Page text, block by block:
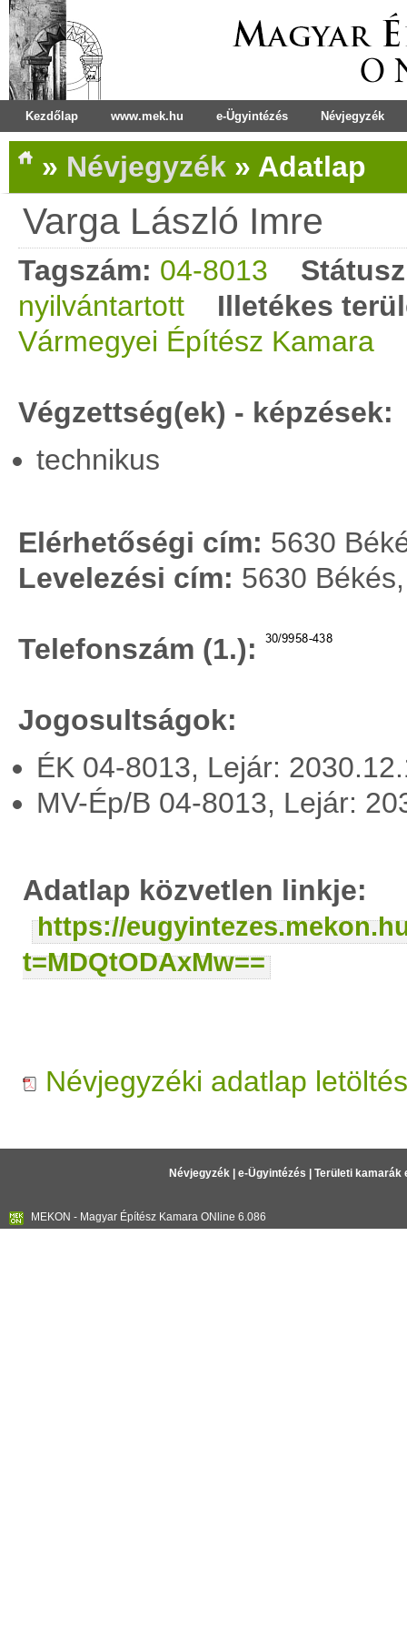
Kezdőlap www.mek.hu e-Ügyintézés Névjegyzék
» Névjegyzék » Adatlap
Varga László Imre
Tagszám: 04-8013
nyilvántartott
Illetékes
Vármegyei Építész Kamara
Végzettség(ek) - képzések:
technikus
Elérhetőségi cím: 5630
Levelezési cím: 5630
Telefonszám (1.):
Jogosultságok:
ÉK 04-8013, Lejár:
MV-Ép/B 04-8013, Lejár:
Adatlap közvetlen linkje:
https://
t=MDQtODAxMw==
Névjegyzéki adatlap
Névjegyzék| e-Ügyintézés Területi kamarák
MEKON - Magyar Építész Kamara ONline 6.086